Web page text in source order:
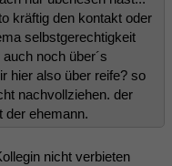
kräftig den kontakt oder
selbstgerechtigkeit
noch über´s
hier also über reife? so
nachvollziehen. der
der ehemann.
nicht verbieten